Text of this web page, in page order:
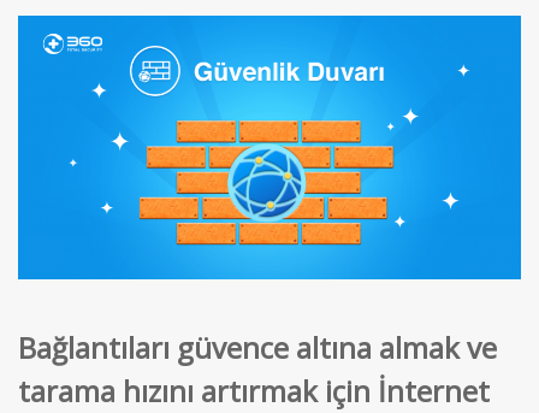
Bağlantıları güvence altına almak ve
tarama hızını artırmak için İnternet